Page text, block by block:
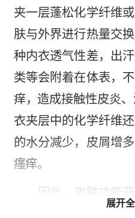
夹一层蓬松化学纤维
肤与外界进行热量交
种内衣透气性差，出
类等会附着在体表，
痒，造成接触性皮炎
衣夹层中的化学纤维
的水分减少，皮屑增
瘙痒。
因此，皮肤功能开
保暖内衣，会加重冬
展开